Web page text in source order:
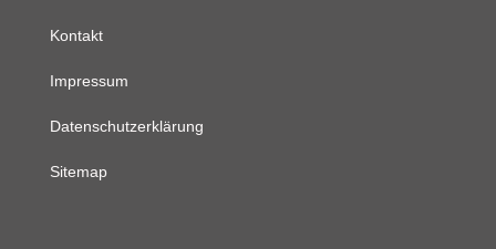
Kontakt
Impressum
Datenschutzerklärung
Sitemap